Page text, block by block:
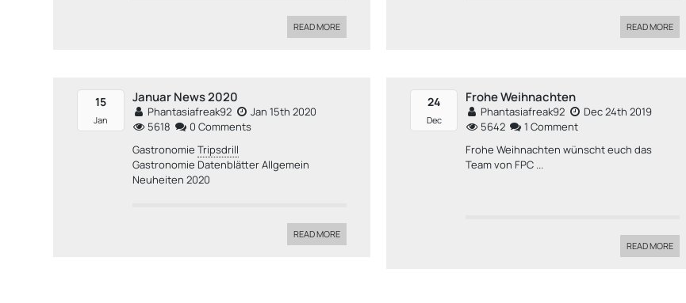
READ MORE READ MORE
15
Jan
Januar News 2020
Phantasiafreak92
Jan 15th 2020
5618
0 Comments
GastronomieTripsdrill
Gastronomie Datenblätter Allgemein
Neuheiten 2020
READ MORE
24
Dec
Frohe Weihnachten
Phantasiafreak92
Dec 24th 2019
5642
1 Comment
Frohe Weihnachten wünscht euch das
Team von FPC ...
READ MORE